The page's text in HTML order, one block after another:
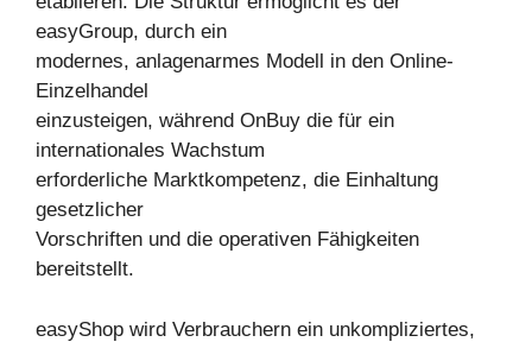
easyGroup, durch ein
modernes, anlagenarmes Modell in den Online-
Einzelhandel
einzusteigen, während OnBuy die für ein
internationales Wachstum
erforderliche Marktkompetenz, die Einhaltung
gesetzlicher
Vorschriften und die operativen Fähigkeiten
bereitstellt.
easyShop wird Verbrauchern ein unkompliziertes,